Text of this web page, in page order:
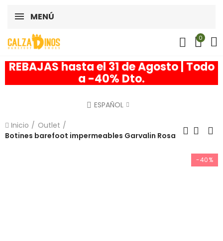
MENÚ
0
REBAJAS hasta el 31 de Agosto | Todo
a -40% Dto.
ESPAÑOL
Inicio
Outlet
Botines barefoot impermeables Garvalin Rosa
-40%